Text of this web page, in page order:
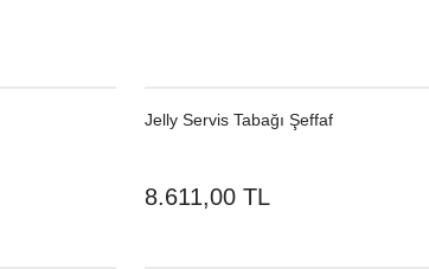
Jelly Servis Tabağı Şeffaf
8.611,00 TL